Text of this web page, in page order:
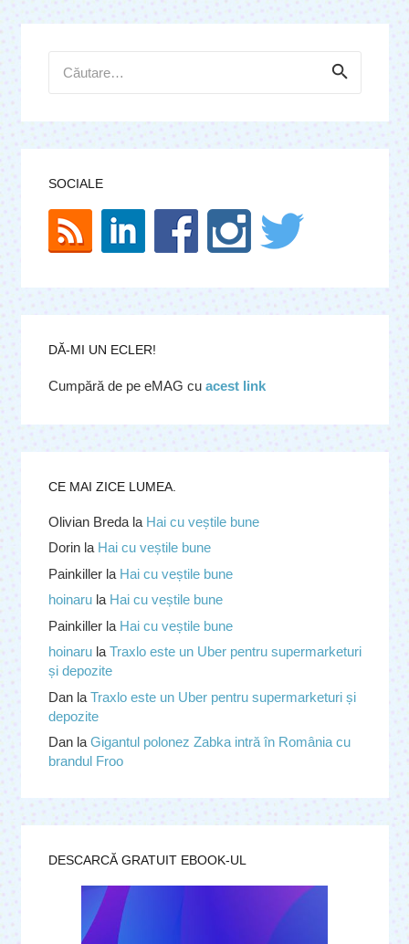
după:
SOCIALE
DĂ-MI UN ECLER!
Cumpără de pe eMAG cu acest link
CE MAI ZICE LUMEA.
Olivian Bredala Hai cu veștile bune
Dorinla Hai cu veștile bune
Painkillerla Hai cu veștile bune
hoinarula Hai cu veștile bune
Painkillerla Hai cu veștile bune
hoinarula Traxlo este un Uber pentru supermarketuri
și depozite
Danla Traxlo este un Uber pentru supermarketuri și
depozite
Danla Gigantul polonez Zabka intră în România cu
brandul Froo
DESCARCĂ GRATUIT EBOOK-UL